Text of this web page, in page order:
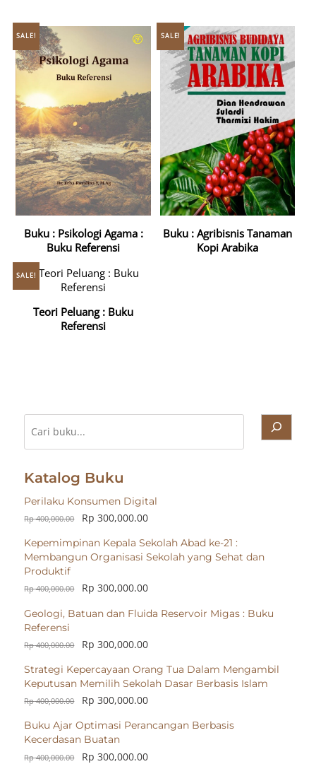
SALE!
Buku : Psikologi Agama :
Buku Referensi
SALE!
Buku : Agribisnis Tanaman
Kopi Arabika
SALE!
Teori Peluang : Buku
Referensi
Cari
Katalog Buku
Perilaku Konsumen Digital
Rp400,000.00 Rp 300,000.00
Kepemimpinan Kepala Sekolah Abad ke-21 :
Membangun Organisasi Sekolah yang Sehat dan
Produktif
Rp400,000.00 Rp 300,000.00
Geologi, Batuan dan Fluida Reservoir Migas : Buku
Referensi
Rp400,000.00 Rp 300,000.00
Strategi Kepercayaan Orang Tua Dalam Mengambil
Keputusan Memilih Sekolah Dasar Berbasis Islam
Rp400,000.00 Rp 300,000.00
Buku Ajar Optimasi Perancangan Berbasis
Kecerdasan Buatan
Rp400,000.00 Rp 300,000.00